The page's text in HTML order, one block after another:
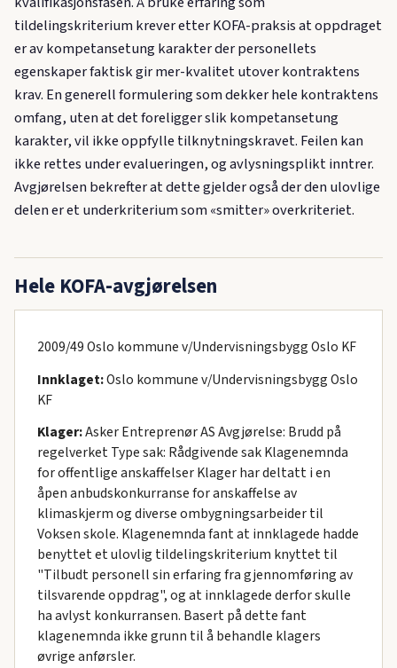
tildelingskriterium krever etter KOFA-praksis at oppdraget
er av kompetansetung karakter der personellets
egenskaper faktisk gir mer-kvalitet utover kontraktens
krav. En generell formulering som dekker hele kontraktens
omfang, uten at det foreligger slik kompetansetung
karakter, vil ikke oppfylle tilknytningskravet. Feilen kan
ikke rettes under evalueringen, og avlysningsplikt inntrer.
Avgjørelsen bekrefter at dette gjelder også der den ulovlige
delen er et underkriterium som «smitter» overkriteriet.
Hele KOFA-avgjørelsen
2009/49 Oslo kommune v/Undervisningsbygg Oslo KF
Innklaget:Oslo kommune v/Undervisningsbygg Oslo
KF
Klager:Asker Entreprenør AS Avgjørelse: Brudd på
regelverket Type sak: Rådgivende sak Klagenemnda
for offentlige anskaffelser Klager har deltatt i en
åpen anbudskonkurranse for anskaffelse av
klimaskjerm og diverse ombygningsarbeider til
Voksen skole. Klagenemnda fant at innklagede hadde
benyttet et ulovlig tildelingskriterium knyttet til
"Tilbudt personell sin erfaring fra gjennomføring av
tilsvarende oppdrag", og at innklagede derfor skulle
ha avlyst konkurransen. Basert på dette fant
klagenemnda ikke grunn til å behandle klagers
øvrige anførsler.